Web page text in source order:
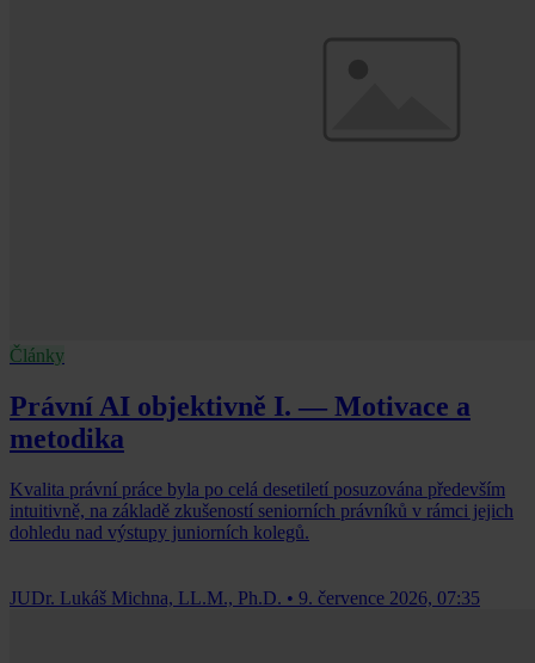
Články
Právní AI objektivně I. — Motivace a
metodika
Kvalita právní práce byla po celá desetiletí posuzována především
intuitivně, na základě zkušeností seniorních právníků v rámci jejich
dohledu nad výstupy juniorních kolegů.
JUDr. Lukáš Michna, LL.M., Ph.D. • 9. července 2026, 07:35